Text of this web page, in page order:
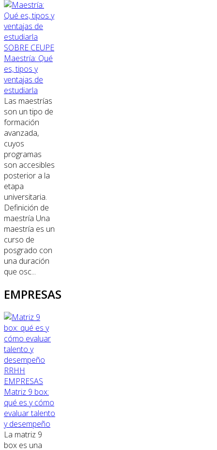
SOBRE CEUPE
Maestría: Qué
es, tipos y
ventajas de
estudiarla
Las maestrías
son un tipo de
formación
avanzada,
cuyos
programas
son accesibles
posterior a la
etapa
universitaria.
Definición de
maestría Una
maestría es un
curso de
posgrado con
una duración
que osc...
EMPRESAS
RRHH
EMPRESAS
Matriz 9 box:
qué es y cómo
evaluar talento
y desempeño
La matriz 9
box es una